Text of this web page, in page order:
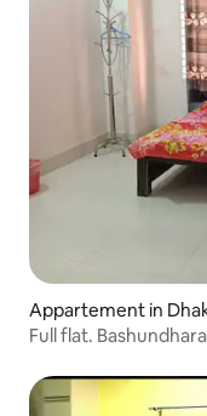
Appartement in
Full flat.